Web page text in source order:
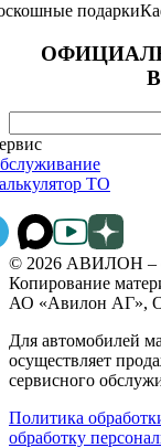
подарки
ТО
© 2026 АВИЛОН –
Копирование
АО «Авилон АГ»,
Для автомобилей
осуществляет
сервисного
Политика
обработку